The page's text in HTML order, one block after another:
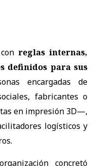
reglas internas,
definidos para sus
encargadas de
fabricantes o
en impresión 3D—,
logísticos y
concretó